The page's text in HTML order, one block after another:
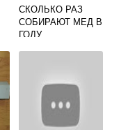
СКОЛЬКО РАЗ
СОБИРАЮТ МЕД В
ГОДУ